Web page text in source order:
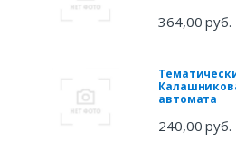
364,00 руб.
автомата
240,00 руб.